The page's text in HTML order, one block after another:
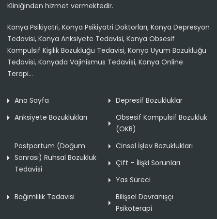
Kliniğinden hizmet vermektedir.
Konya Psikiyatri, Konya Psikiyatri Doktorları, Konya Depresyon
Tedavisi, Konya Anksiyete Tedavisi, Konya Obsesif
Kompulsif Kişilik Bozukluğu Tedavisi, Konya Uyum Bozukluğu
Tedavisi, Konyada Vajinismus Tedavisi, Konya Online
Terapi...
Ana Sayfa
Depresif Bozukluklar
Anksiyete Bozuklukları
Obsesif Kompulsif Bozukluk
(OKB)
Postpartum (Doğum
Sonrası) Ruhsal Bozukluk
Tedavisi
Cinsel İşlev Bozuklukları
Çift – İlişki Sorunları
Yas Süreci
Bağımlılık Tedavisi
Bilişsel Davranışçı
Psikoterapi